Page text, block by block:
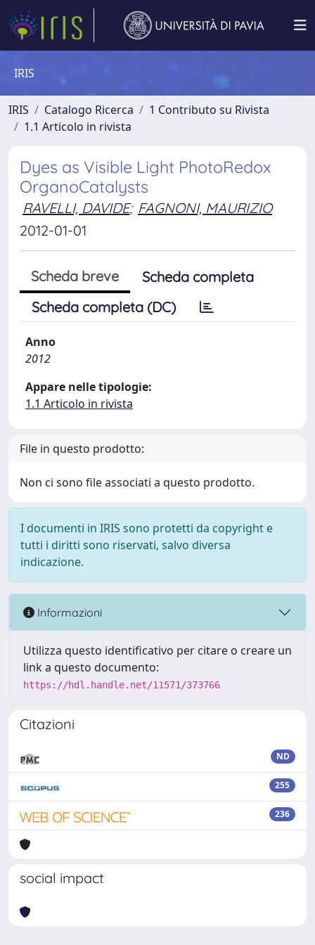
IRIS
IRIS Catalogo Ricerca
1 Contributo su Rivista
1.1 Articolo in rivista
Dyes as Visible Light PhotoRedox
OrganoCatalysts
RAVELLI, DAVIDE; FAGNONI, MAURIZIO
2012-01-01
Scheda breve
Scheda completa
Scheda completa (DC)
Anno
2012
Appare nelle tipologie:
1.1 Articolo in rivista
File in questo prodotto:
Non ci sono file associati a questo prodotto.
I documenti in IRIS sono protetti da copyright e
tutti i diritti sono riservati, salvo diversa
indicazione.
Informazioni
Utilizza questo identificativo per citare o creare un
link a questo documento:
https://hdl.handle.net/11571/373766
Citazioni
ND
255
236
social impact